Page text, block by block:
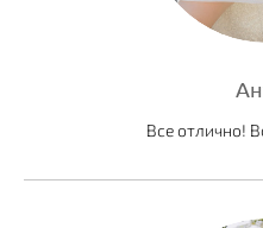
Все отлично!